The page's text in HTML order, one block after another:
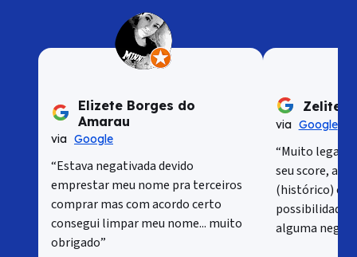
Elizete Borges do
Amarau
via Google
“Estava negativada devido
emprestar meu nome pra terceiros
comprar mas com acordo certo
consegui limpar meu nome... muito
obrigado”
Zelite
via Google
“Muito legal
seu score,
(histórico) e
possibilidade
alguma